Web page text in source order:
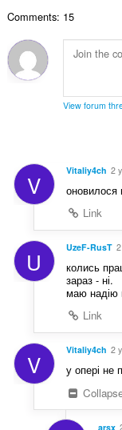
Comments: 15
View forum
V Vitaliy4ch 2
Link
U UzeF-RusT
колись
зараз - ні.
маю надію
Link
V Vitaliy4ch 2
у опері не
arsx